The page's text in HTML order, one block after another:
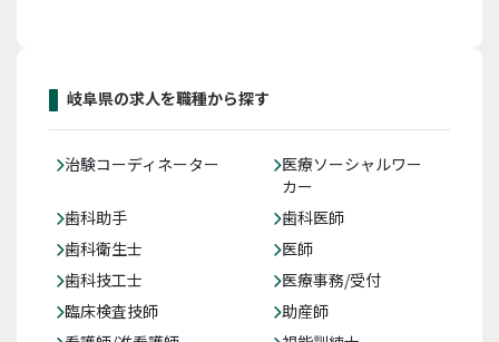
岐阜県の求人を職種から探す
治験コーディネーター
医療ソーシャルワー
カー
歯科助手
歯科医師
歯科衛生士
医師
歯科技工士
医療事務/受付
臨床検査技師
助産師